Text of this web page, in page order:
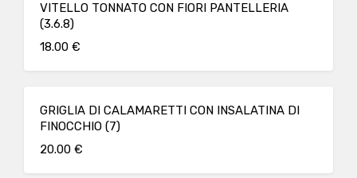
VITELLO TONNATO CON FIORI PANTELLERIA
(3.6.8)
18.00 €
GRIGLIA DI CALAMARETTI CON INSALATINA DI
FINOCCHIO (7)
20.00 €